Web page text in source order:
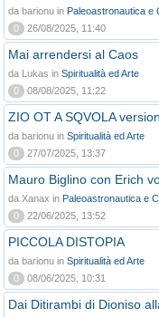
da barionu in Paleoastronautica e
0
26/08/2025, 11:40
Mai arrendersi al Caos
da Lukas in Spiritualità ed Arte
0
08/08/2025, 11:22
ZIO OT A SQVOLA
da barionu in Spiritualità ed Arte
0
27/07/2025, 13:37
Mauro Biglino con Erich
da Xanax in Paleoastronautica e
0
22/06/2025, 13:52
PICCOLA DISTOPIA
da barionu in Spiritualità ed Arte
0
08/06/2025, 10:31
Dai Ditirambi di Dioniso